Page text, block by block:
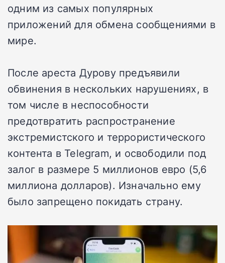
одним из самых популярных
приложений для обмена сообщениями в
мире.
После ареста Дурову предъявили
обвинения в нескольких нарушениях, в
том числе в неспособности
предотвратить распространение
экстремистского и террористического
контента в Telegram, и освободили под
залог в размере 5 миллионов евро (5,6
миллиона долларов). Изначально ему
было запрещено покидать страну.